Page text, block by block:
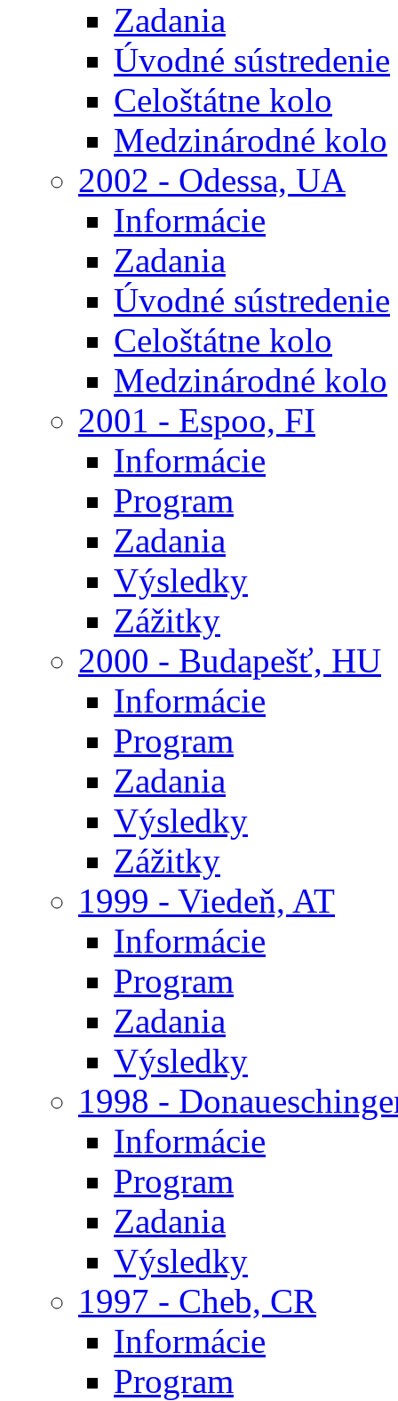
Zadania
Úvodné sústredenie
Celoštátne kolo
Medzinárodné kolo
2002 - Odessa, UA
Informácie
Zadania
Úvodné sústredenie
Celoštátne kolo
Medzinárodné kolo
2001 - Espoo, FI
Informácie
Program
Zadania
Výsledky
Zážitky
2000 - Budapešť, HU
Informácie
Program
Zadania
Výsledky
Zážitky
1999 - Viedeň, AT
Informácie
Program
Zadania
Výsledky
1998 -
Informácie
Program
Zadania
Výsledky
1997 - Cheb, CR
Informácie
Program